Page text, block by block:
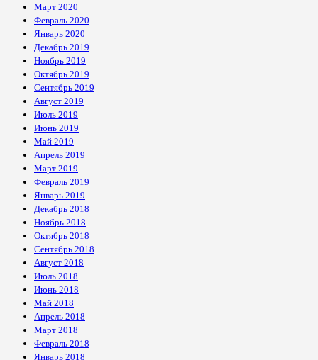
Март 2020
Февраль 2020
Январь 2020
Декабрь 2019
Ноябрь 2019
Октябрь 2019
Сентябрь 2019
Август 2019
Июль 2019
Июнь 2019
Май 2019
Апрель 2019
Март 2019
Февраль 2019
Январь 2019
Декабрь 2018
Ноябрь 2018
Октябрь 2018
Сентябрь 2018
Август 2018
Июль 2018
Июнь 2018
Май 2018
Апрель 2018
Март 2018
Февраль 2018
Январь 2018